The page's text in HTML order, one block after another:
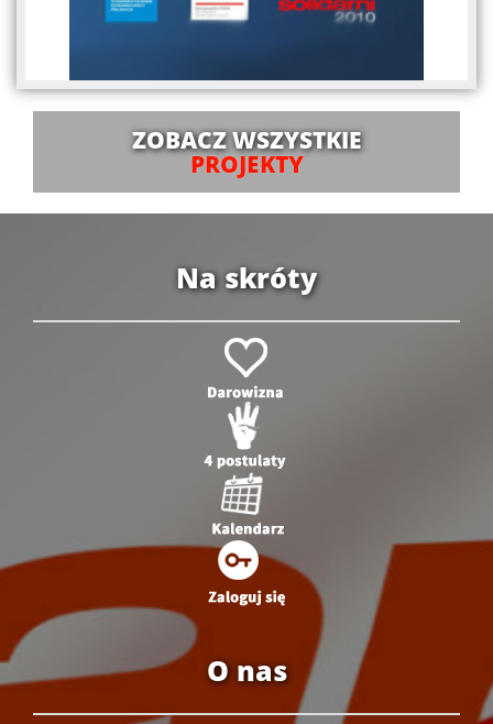
ZOBACZ WSZYSTKIE
PROJEKTY
Na skróty
O nas